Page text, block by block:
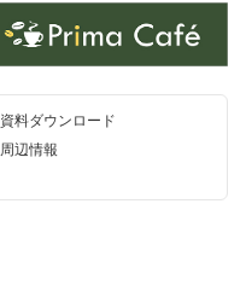
資料ダウンロード
周辺情報